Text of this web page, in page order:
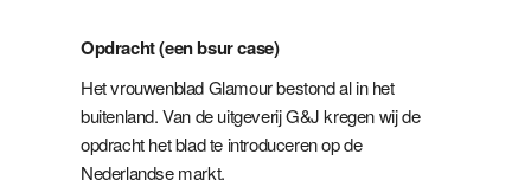
Opdracht(een bsur case)
Het vrouwenblad Glamour bestond al in het
buitenland. Van de uitgeverij G&J kregen wij de
opdracht het blad te introduceren op de
Nederlandse markt.